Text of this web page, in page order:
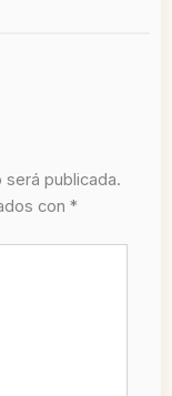
publicada.
con *